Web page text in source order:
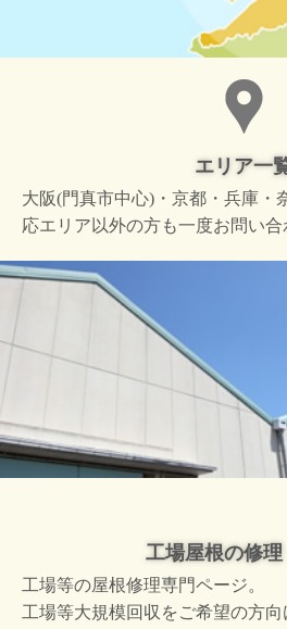
エリア一
大阪(門真市中心)・京都・兵庫・
応エリア以外の方も一度お問い合
工場屋根の修
工場等の屋根修理専門ページ。
工場等大規模回収をご希望の方